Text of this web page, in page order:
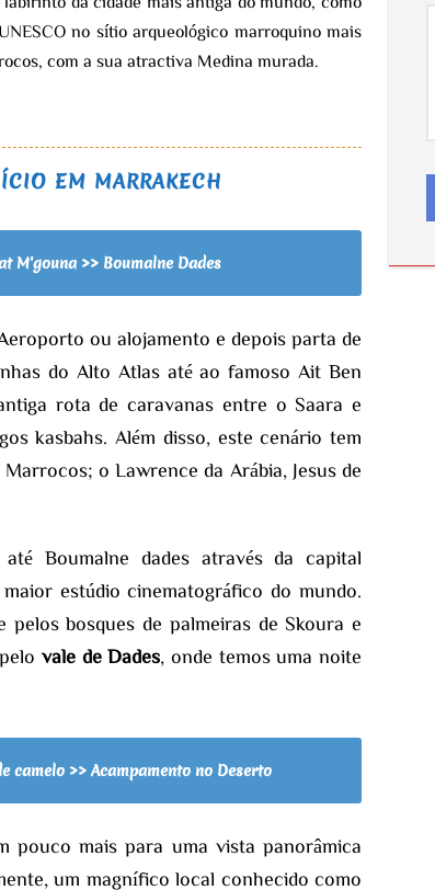
no sítio arqueológico marroquino mais
com a sua atractiva Medina murada.
EM MARRAKECH
M'gouna >> Boumalne Dades
ou alojamento e depois parta de
do Alto Atlas até ao famoso Ait Ben
rota de caravanas entre o Saara e
kasbahs. Além disso, este cenário tem
o Lawrence da Arábia, Jesus de
Boumalne dades através da capital
estúdio cinematográfico do mundo.
bosques de palmeiras de Skoura e
vale de Dades , onde temos uma noite
camelo >> Acampamento no Deserto
pouco mais para uma vista panorâmica
um magnífico local conhecido como